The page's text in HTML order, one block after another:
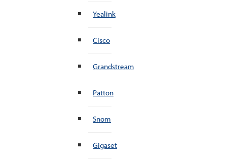
Yealink
Cisco
Grandstream
Patton
Snom
Gigaset